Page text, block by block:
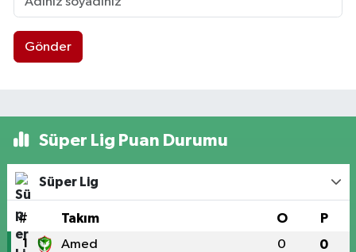
Gönder
Süper Lig Puan Durumu
Süper Lig
# Takım O P
1 Amed 0 0